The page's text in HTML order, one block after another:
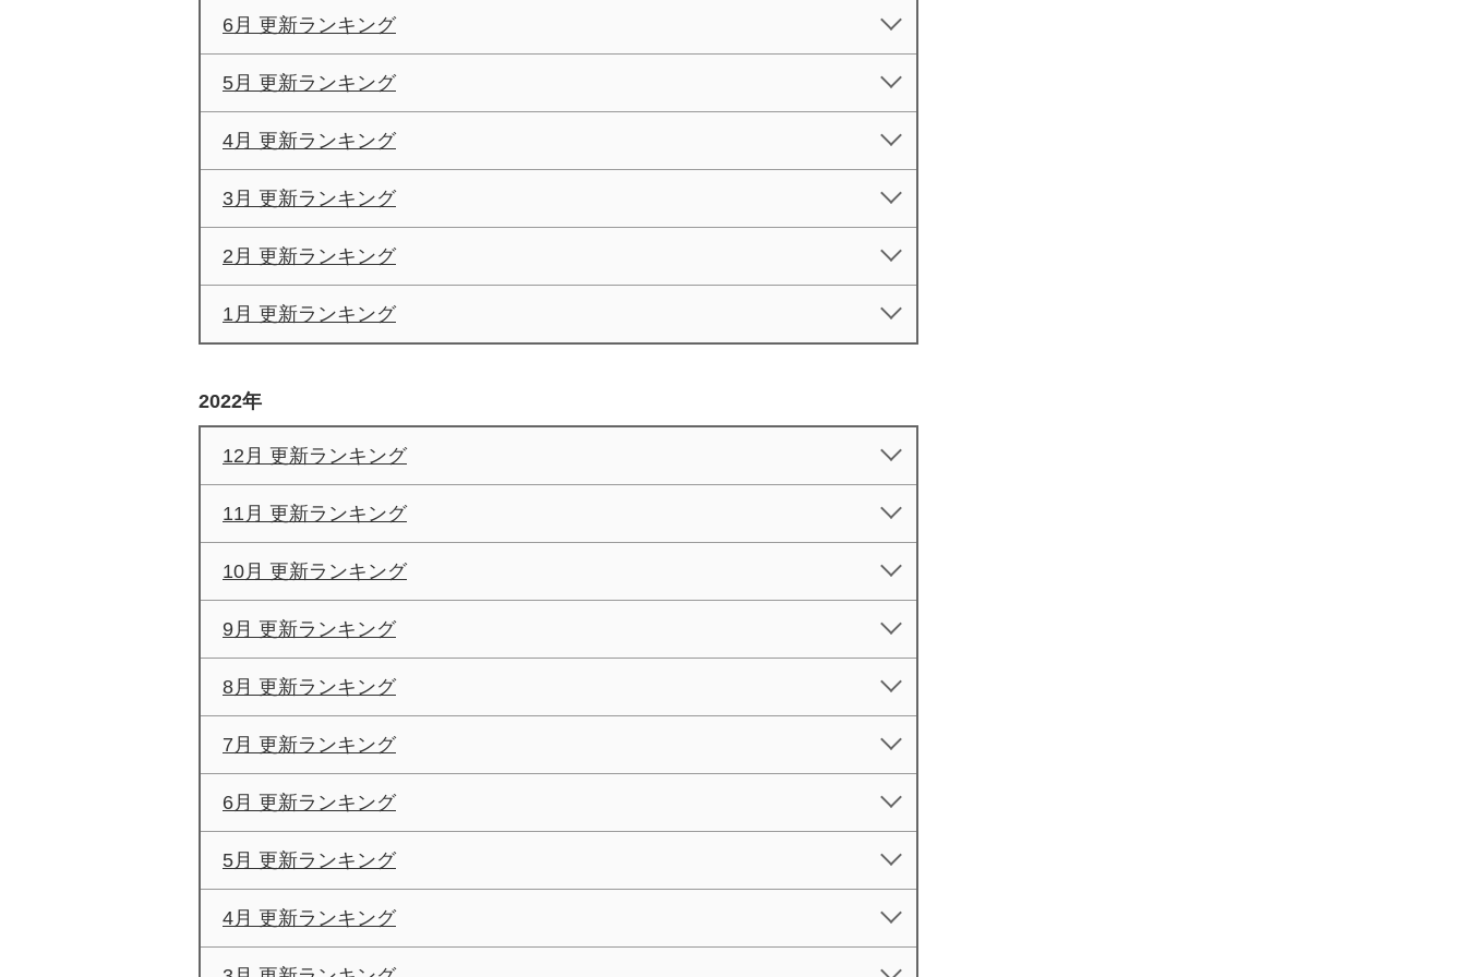
6月 更新ランキング
5月 更新ランキング
4月 更新ランキング
3月 更新ランキング
2月 更新ランキング
1月 更新ランキング
2022年
12月 更新ランキング
11月 更新ランキング
10月 更新ランキング
9月 更新ランキング
8月 更新ランキング
7月 更新ランキング
6月 更新ランキング
5月 更新ランキング
4月 更新ランキング